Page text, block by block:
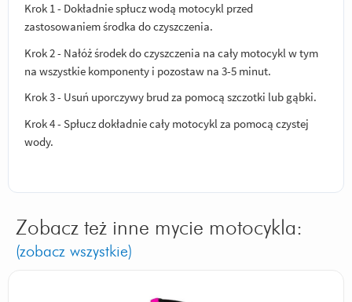
Krok 1 - Dokładnie spłucz wodą motocykl przed
zastosowaniem środka do czyszczenia.
Krok 2 - Nałóż środek do czyszczenia na cały motocykl w tym
na wszystkie komponenty i pozostaw na 3-5 minut.
Krok 3 - Usuń uporczywy brud za pomocą szczotki lub gąbki.
Krok 4 - Spłucz dokładnie cały motocykl za pomocą czystej
wody.
Zobacz też inne mycie motocykla:
(zobacz wszystkie)